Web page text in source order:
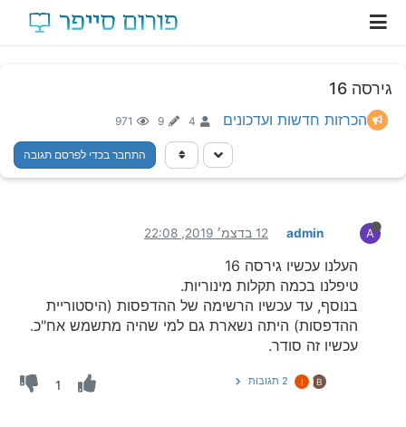
גירסה 16
הכרזות חדשות ועדכונים 4
9
971
התחבר בכדי לפרסם תגובה
A
admin 12 בדצמ׳ 2019, 22:08
העלנו עכשיו גירסה 16
טיפלנו בכמה תקלות מינוריות.
בנוסף, עד עכשיו הרשימה של ההדפסות (היסטוריית
ההדפסות) היתה נשארת גם למי שהיה מתשמש אח"כ.
עכשיו זה סודר.
B
I 2 תגובות 1